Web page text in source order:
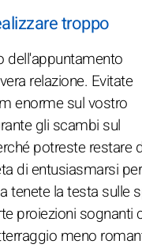
troppo
dell'appuntamento
relazione. Evitate
enorme sul vostro
gli scambi sul
potreste restare
di entusiasmarsi
tenete la testa sulle
proiezioni sognanti
meno